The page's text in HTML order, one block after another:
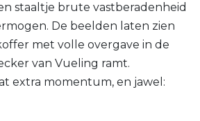
staaltje brute vastberadenheid
De beelden laten zien
met volle overgave in de
van Vueling ramt.
extra momentum, en jawel: